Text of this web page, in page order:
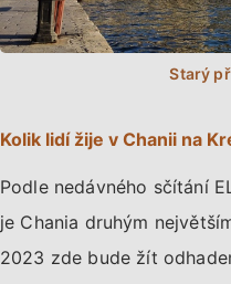
Kolik lidí žije v Chanii na
Podle nedávného sčítání
je Chania druhým
2023 zde bude žít